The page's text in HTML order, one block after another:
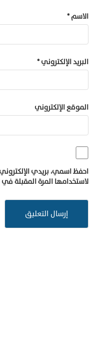
الاسم*
البريد الإلكتروني*
الموقع الإلكتروني
احفظ اسمي، بريدي
لاستخدامها المرة المقبلة